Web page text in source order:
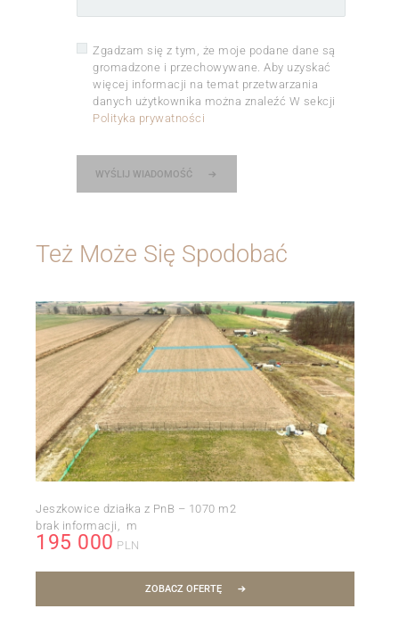
Zgadzam się z tym, że moje podane dane są
gromadzone i przechowywane. Aby uzyskać
więcej informacji na temat przetwarzania
danych użytkownika można znaleźć W sekcji
Polityka prywatności
WYŚLIJ WIADOMOŚĆ
Też Może Się Spodobać
Jeszkowice działka z PnB – 1070 m2
brak informacji
m
195 000 PLN
ZOBACZ OFERTĘ